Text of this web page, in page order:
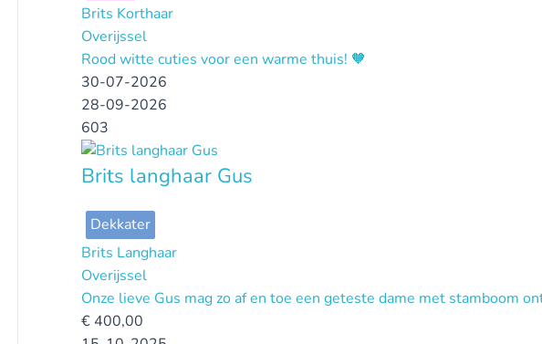
Brits Korthaar
Overijssel
Rood witte cuties voor een warme thuis! 🧡
30-07-2026
28-09-2026
603
Brits langhaar Gus
Dekkater
Brits Langhaar
Overijssel
Onze lieve Gus mag zo af en toe een geteste dame met stamboom
€ 400,00